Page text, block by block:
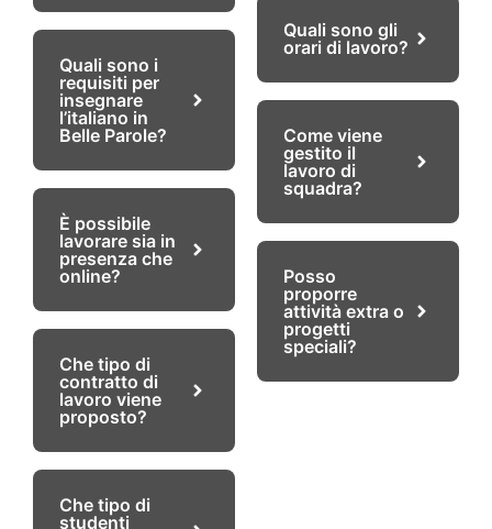
Quali sono i
requisiti per
insegnare
l’italiano in
Belle Parole?
È possibile
lavorare sia in
presenza che
online?
Che tipo di
contratto di
lavoro viene
proposto?
Che tipo di
studenti
Quali sono gli
orari di lavoro?
Come viene
gestito il
lavoro di
squadra?
Posso
proporre
attività extra o
progetti
speciali?